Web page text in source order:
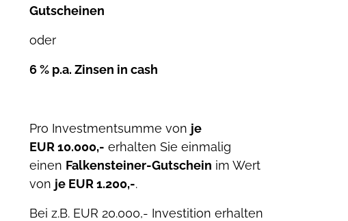
Gutscheinen
oder
6 % p.a. Zinsen in cash
Pro Investmentsumme von je
EUR 10.000,- erhalten Sie einmalig
einen Falkensteiner-Gutschein im Wert
von je EUR 1.200,-.
Bei z.B. EUR 20.000,- Investition erhalten